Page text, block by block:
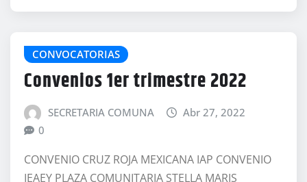
CONVOCATORIAS
Convenios 1er trimestre 2022
SECRETARIA COMUNA
Abr 27, 2022
0
CONVENIO CRUZ ROJA MEXICANA IAP CONVENIO
IEAEY PLAZA COMUNITARIA STELLA MARIS